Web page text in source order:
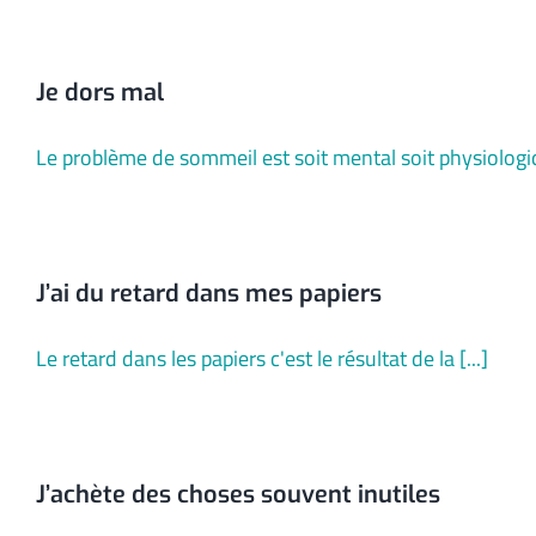
Je dors mal
Le problème de sommeil est soit mental soit
J’ai du retard dans mes papiers
Le retard dans les papiers c'est le résultat de la [...]
J’achète des choses souvent inutiles